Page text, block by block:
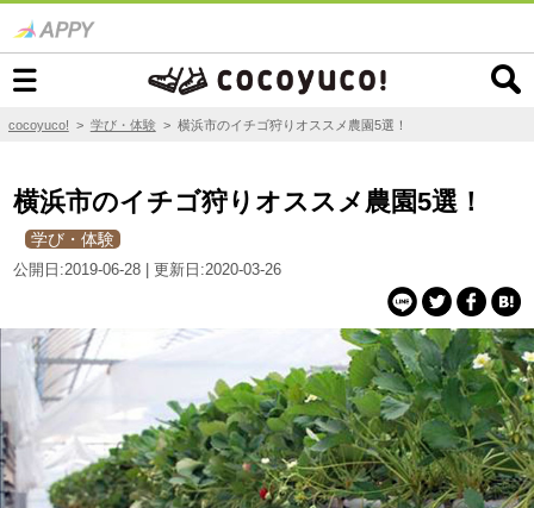
cocoyuco! > 学び・体験> 横浜市のイチゴ狩りオススメ農園5選！
横浜市のイチゴ狩りオススメ農園5選！
学び・体験
公開日:2019-06-28 | 更新日:2020-03-26